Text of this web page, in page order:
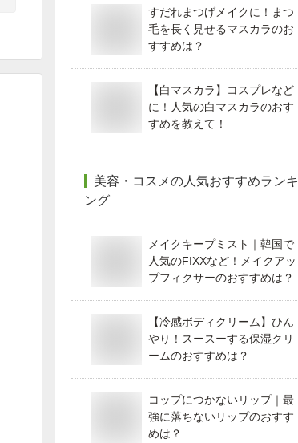
すだれまつげメイクに！まつ
毛を長く見せるマスカラのお
すすめは？
【白マスカラ】コスプレなど
に！人気の白マスカラのおす
すめを教えて！
美容・コスメの人気おすすめランキ
ング
メイクキープミスト｜韓国で
人気のFIXXなど！メイクアッ
プフィクサーのおすすめは？
【冷感ボディクリーム】ひん
やり！スースーする保湿クリ
ームのおすすめは？
コップにつかないリップ｜最
強に落ちないリップのおすす
めは？